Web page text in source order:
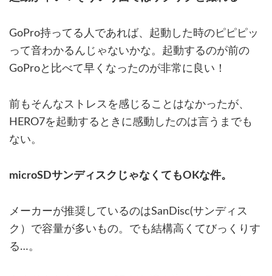
GoPro持ってる人であれば、起動した時のピピピッ
って音わかるんじゃないかな。起動するのが前の
GoProと比べて早くなったのが非常に良い！
前もそんなストレスを感じることはなかったが、
HERO7を起動するときに感動したのは言うまでも
ない。
microSDサンディスクじゃなくてもOKな件。
メーカーが推奨しているのはSanDisc(サンディス
ク）で容量が多いもの。でも結構高くてびっくりす
る…。